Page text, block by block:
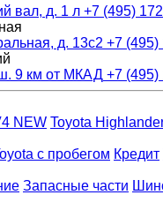
вал, д. 1 л +7 (495)
д. 13с2 +7 (495)
9 км от МКАД +7 (495)
NEW Toyota
с пробегом Кредит
Запасные части